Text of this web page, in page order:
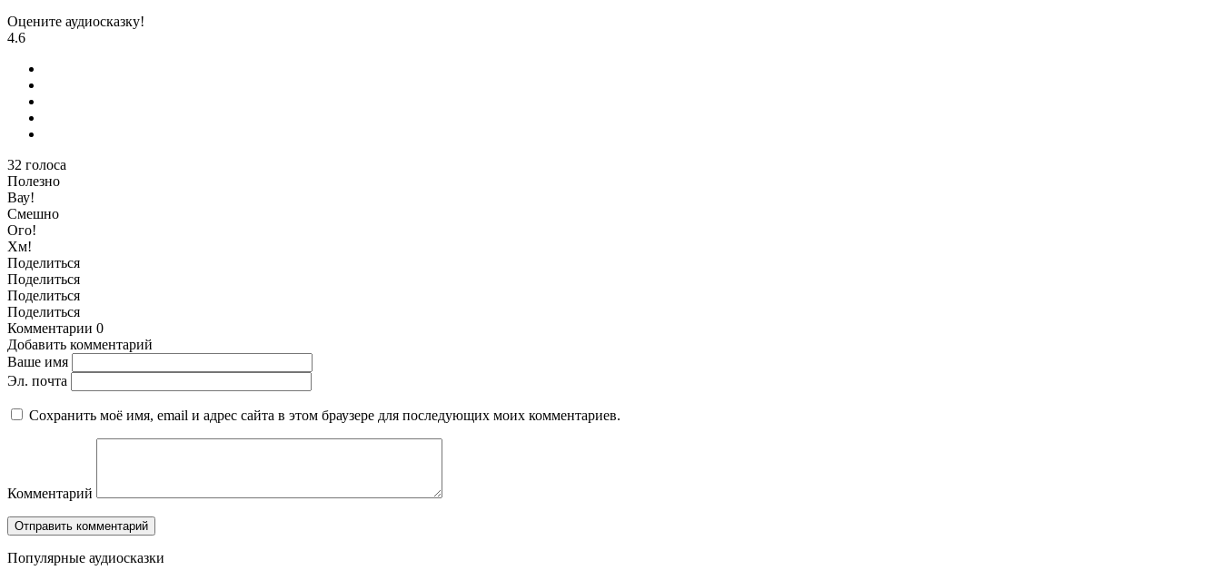
Оцените аудиосказку!
4.6
32 голоса
Полезно
Вау!
Смешно
Ого!
Хм!
Поделиться
Поделиться
Поделиться
Поделиться
Комментарии 0
Добавить комментарий
Ваше имя
Эл. почта
Сохранить моё имя, email и адрес сайта в этом браузере для последующих моих комментариев.
Комментарий
Популярные аудиосказки